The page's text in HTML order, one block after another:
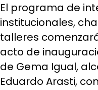
El programa de
institucionales,
talleres
acto de
de Gema Igual,
Eduardo Arasti,